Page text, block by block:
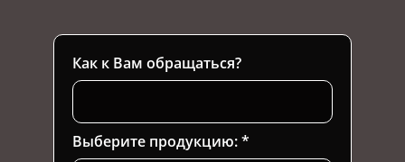
Как к Вам обращаться?
Выберите продукцию: